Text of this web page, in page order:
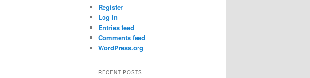
Register
Log in
Entries feed
Comments feed
WordPress.org
RECENT POSTS